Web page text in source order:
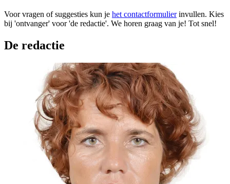
Voor vragen of suggesties kun je het contactformulierinvullen. Kies
bij 'ontvanger' voor 'de redactie'. We horen graag van je! Tot snel!
De redactie